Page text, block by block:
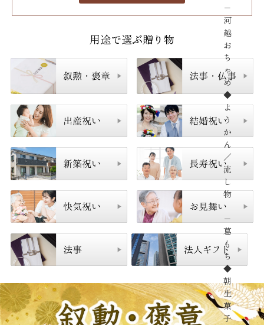
−
河
越
お
ち
ゃ
め
◆
よ
う
か
ん
／
流
し
物
−
葛
も
ち
◆
朝
生
菓
子
用途で選ぶ贈り物